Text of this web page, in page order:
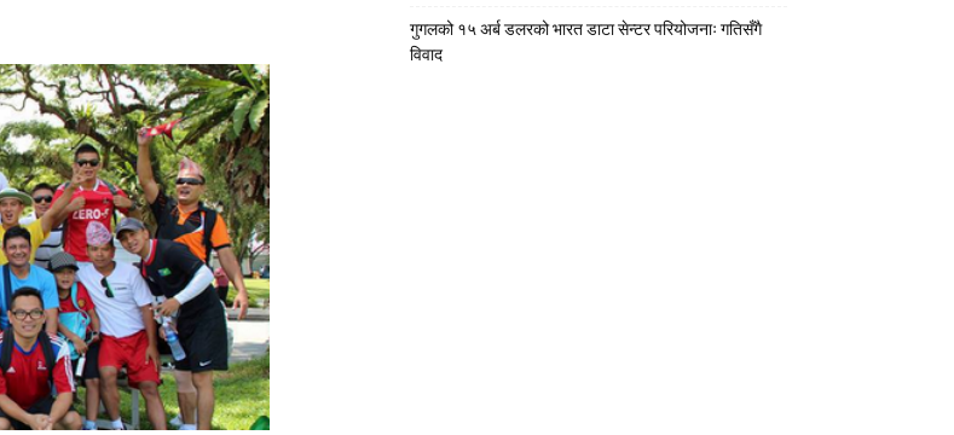
गुगलको १५ अर्ब डलरको भारत डाटा सेन्टर परियोजनाः गतिसँगै
विवाद